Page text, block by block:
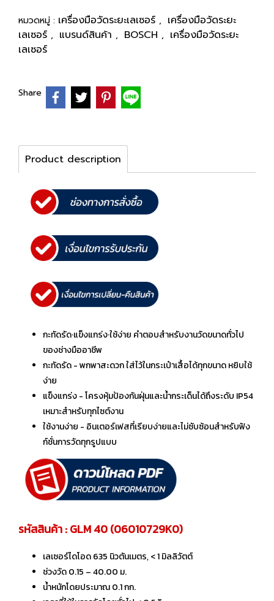
หมวดหมู่ : เครื่องมือวัดระยะเลเซอร์ , เครื่องมือวัดระยะ
เลเซอร์ , แบรนด์สินค้า , BOSCH , เครื่องมือวัดระยะ
เลเซอร์
Share
Product description
กะทัดรัด·แข็งแกร่ง·ใช้ง่าย คำตอบสำหรับงานวัดขนาดทั่วไป
ของช่างมืออาชีพ
กะทัดรัด - พกพาสะดวก ใส่ไว้ในกระเป๋าเสื้อได้ทุกขนาด หยิบใช้
ง่าย
แข็งแกร่ง - โครงหุ้มป้องกันฝุ่นและน้ำกระเด็นได้ถึงระดับ IP54
เหมาะสำหรับทุกไซต์งาน
ใช้งานง่าย - อินเตอร์เฟสที่เรียบง่ายและไม่ซับซ้อนสำหรับฟัง
ก์ชั่นการวัดทุกรูปแบบ
รหัสสินค้า : GLM 40 (06010729K0)
เลเซอร์ไดโอด 635 นิวตันเมตร, < 1 มิลลิวัตต์
ช่วงวัด 0.15 – 40.00 ม.
น้ำหนักโดยประมาณ 0.1 กก.